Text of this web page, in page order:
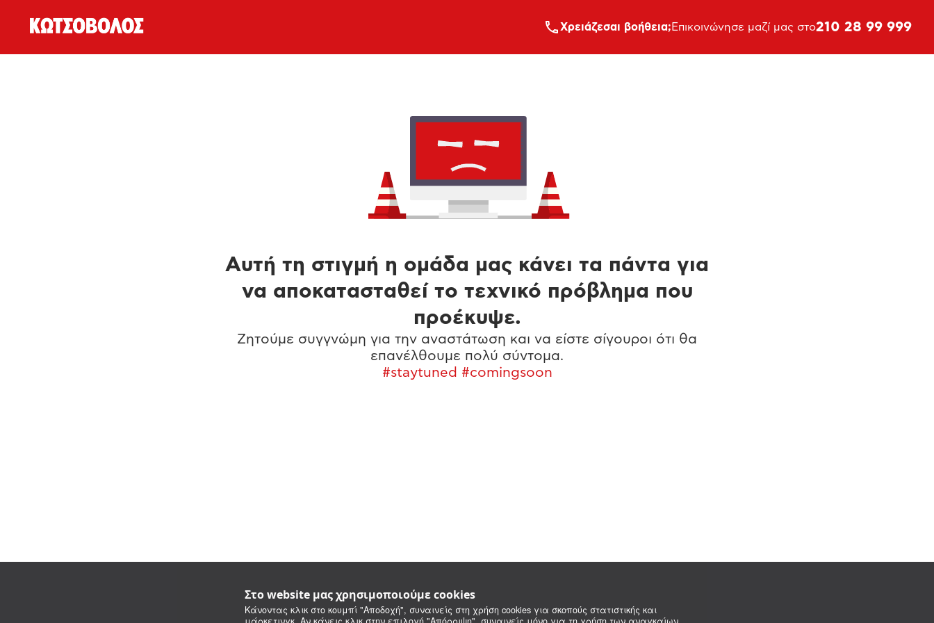
Στο website μας χρησιμοποιούμε cookies
Κάνοντας κλικ στο κουμπί "Αποδοχή", συναινείς στη χρήση cookies για σκοπούς στατιστικής και
Xρειάζεσαι βοήθεια; Επικοινώνησε μαζί μας στο210 28 99 999
Αυτή τη στιγμή η ομάδα μας κάνει τα πάντα για
να αποκατασταθεί το τεχνικό πρόβλημα που
προέκυψε.
Ζητούμε συγγνώμη για την αναστάτωση και να είστε σίγουροι ότι θα
επανέλθουμε πολύ σύντομα.
#staytuned #comingsoon